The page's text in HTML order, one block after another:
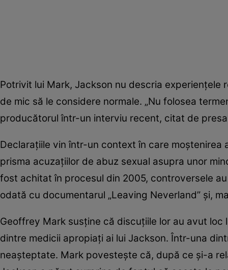
Potrivit lui Mark, Jackson nu descria
de mic să le considere normale. „Nu folosea
producătorul într-un interviu recent, citat de
Declarațiile vin într-un context în care
prisma acuzațiilor de abuz sexual asupra unor
fost achitat în procesul din 2005, controversele
odată cu documentarul „Leaving Neverland” și,
Geoffrey Mark susține că discuțiile lor au avut
dintre medicii apropiați ai lui Jackson. Într-una
neașteptate. Mark povestește că, după ce și-a